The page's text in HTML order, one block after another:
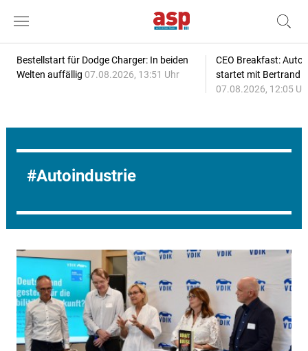
Bestellstart für Dodge Charger: In beiden
Welten auffällig 07.08.2026, 13:51 Uhr
CEO Breakfast:
startet mit Bertrand
07.08.2026, 12:05
Autoindustrie